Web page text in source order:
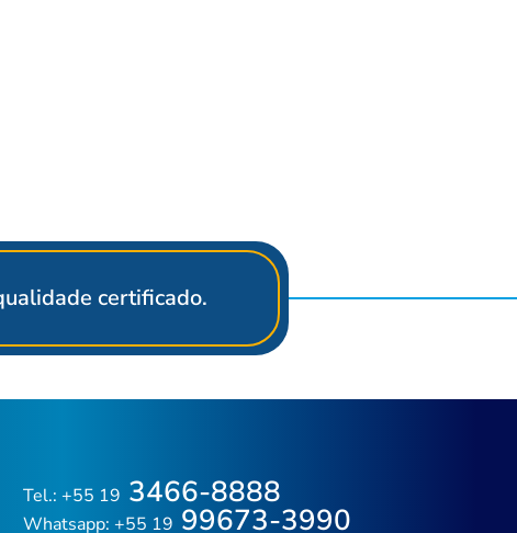
certificado.
Tel.: +55 19 3466-8888
Whatsapp: +55 19 99673-3990